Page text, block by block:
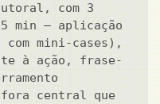
com 3
— aplicação
mini-cases),
à ação, frase-
central que